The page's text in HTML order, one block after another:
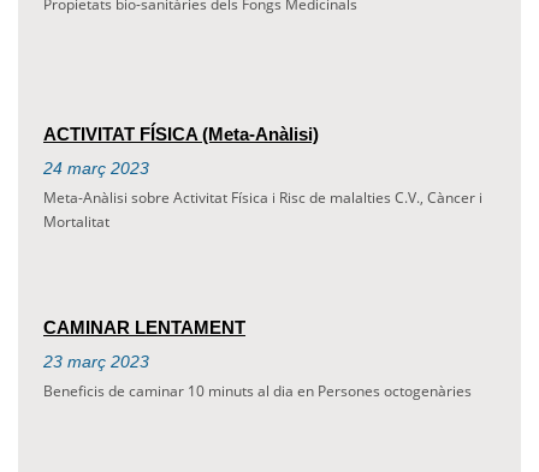
Propietats bio-sanitàries dels Fongs Medicinals
ACTIVITAT FÍSICA (Meta-Anàlisi)
24 març 2023
Meta-Anàlisi sobre Activitat Física i Risc de malalties C.V., Càncer i
Mortalitat
CAMINAR LENTAMENT
23 març 2023
Beneficis de caminar 10 minuts al dia en Persones octogenàries